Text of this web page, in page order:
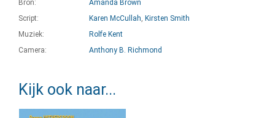
Bron:
Amanda Brown
Script:
Karen McCullah, Kirsten Smith
Muziek:
Rolfe Kent
Camera:
Anthony B. Richmond
Kijk ook naar...